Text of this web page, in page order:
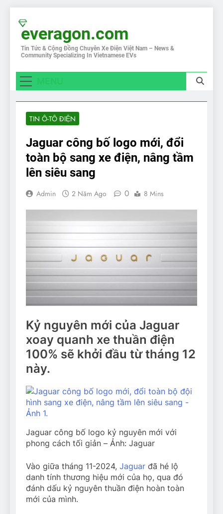
content
everagon.com
Tin Tức & Cộng Đồng Chuyên Xe Điện Việt Nam – News &
Community Specializing In Vietnamese EVs
TIN Ô-TÔ ĐIỆN
Jaguar công bố logo mới, đổi
toàn bộ sang xe điện, nâng tầm
lên siêu sang
Admin 2 Năm Ago 0 8 Mins
Kỷ nguyên mới của Jaguar
xoay quanh xe thuần điện
100% sẽ khởi đầu từ tháng 12
này.
Jaguar công bố logo kỷ nguyên mới với
phong cách tối giản – Ảnh: Jaguar
Vào giữa tháng 11-2024, Jaguar đã hé lộ
danh tính thương hiệu mới của họ, qua đó
đánh dấu kỷ nguyên thuần điện hoàn toàn
mới của mình.